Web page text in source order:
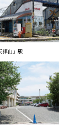
拝山」駅